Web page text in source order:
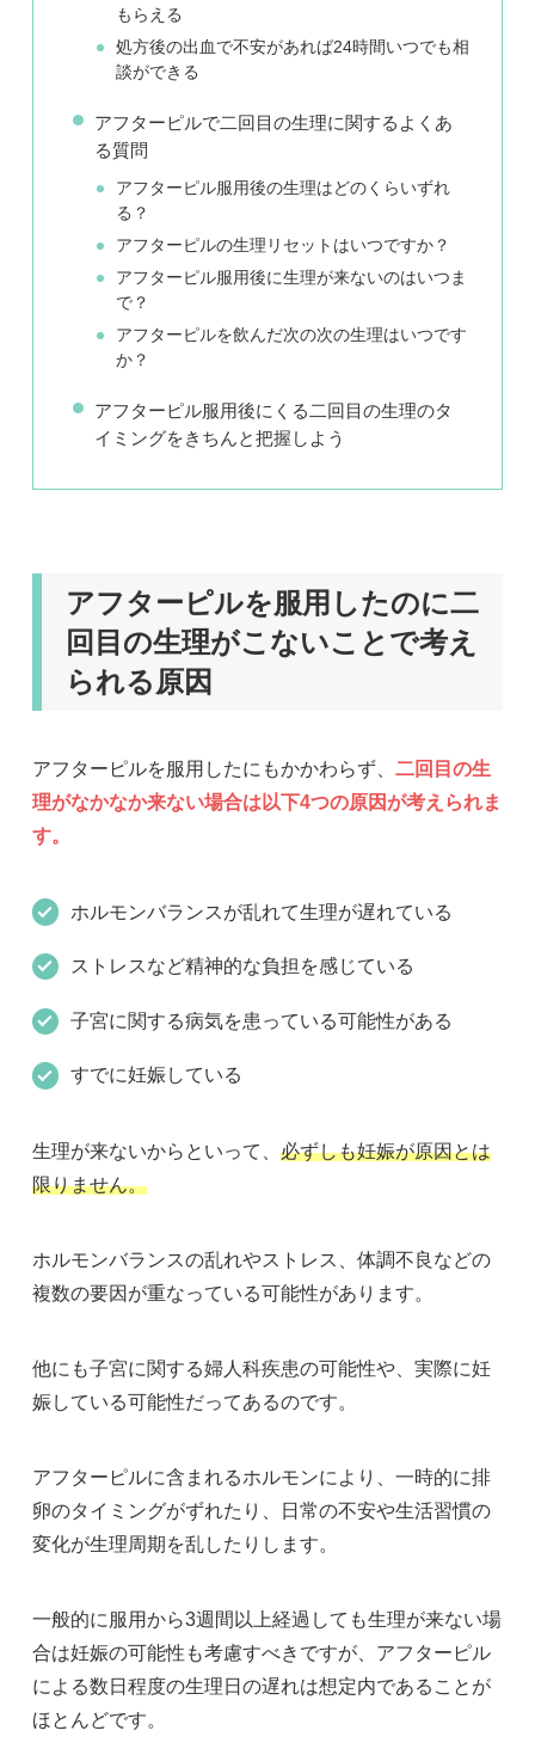
もらえる
処方後の出血で不安があれば24時間いつでも相
談ができる
アフターピルで二回目の生理に関するよくあ
る質問
アフターピル服用後の生理はどのくらいずれ
る？
アフターピルの生理リセットはいつですか？
アフターピル服用後に生理が来ないのはいつま
で？
アフターピルを飲んだ次の次の生理はいつです
か？
アフターピル服用後にくる二回目の生理のタ
イミングをきちんと把握しよう
アフターピルを服用したのに二
回目の生理がこないことで考え
られる原因
アフターピルを服用したにもかかわらず、 二回目の生
理がなかなか来ない場合は以下4つの原因が考えられま
す。
ホルモンバランスが乱れて生理が遅れている
ストレスなど精神的な負担を感じている
子宮に関する病気を患っている可能性がある
すでに妊娠している
生理が来ないからといって、 必ずしも妊娠が原因とは
限りません。
ホルモンバランスの乱れやストレス、体調不良などの
複数の要因が重なっている可能性があります。
他にも子宮に関する婦人科疾患の可能性や、実際に妊
娠している可能性だってあるのです。
アフターピルに含まれるホルモンにより、一時的に排
卵のタイミングがずれたり、日常の不安や生活習慣の
変化が生理周期を乱したりします。
一般的に服用から3週間以上経過しても生理が来ない場
合は妊娠の可能性も考慮すべきですが、アフターピル
による数日程度の生理日の遅れは想定内であることが
ほとんどです。